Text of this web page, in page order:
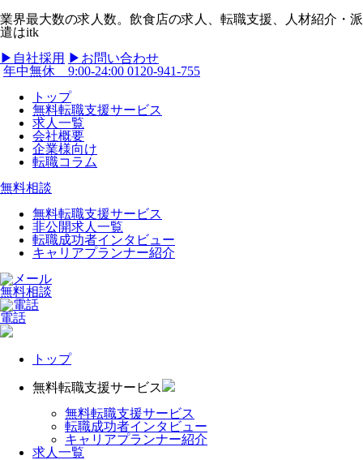
業界最大数の求人数。飲食店の求人、転職支援、人材紹介・派
遣はitk
▶︎自社採用 ▶︎お問い合わせ
年中無休 9:00-24:00 0120-941-755
トップ
無料転職支援サービス
求人一覧
会社概要
企業様向け
転職コラム
無料相談
無料転職支援サービス
非公開求人一覧
転職成功者インタビュー
キャリアプランナー紹介
無料相談
電話
トップ
無料転職支援サービス
無料転職支援サービス
転職成功者インタビュー
キャリアプランナー紹介
求人一覧